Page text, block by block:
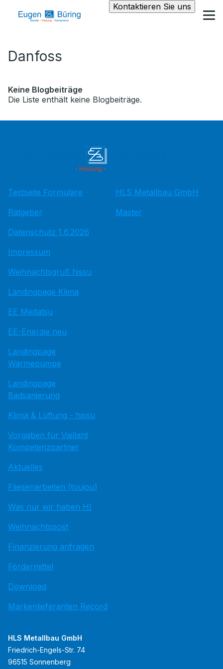
Kontaktieren Sie uns
Danfoss
Keine Blogbeiträge
Die Liste enthält keine Blogbeiträge.
Testseite Formulare
Ratgeber
Datenschutz 1.6.2026
Impressum
Weihnachtsgruß hissu
Landingpage Klima
EE Medatsu
EE-Energie neu
Landingpage
Wärmepumpe
Landingpage
Badsanierung
Klima & Lüftung - hissu
Vorgaben für Vaillant
Kompetenzpartner
Aktuelles
Fliesenarbeiten (toujou)
Was nur wir haben HI
Weihnachtspost
Finanzierung anfragen
Fördermittel
Download
Markenlieferanten Record
HLS Metallbau GmbH
Master
HLS Metallbau GmbH
Friedrich-Engels-Str. 74
96515 Sonnenberg